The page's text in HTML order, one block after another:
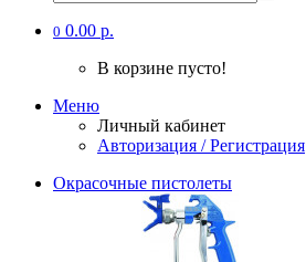
0 0.00 р.
В корзине пусто!
Меню
Личный кабинет
Авторизация / Регистрация
Окрасочные пистолеты